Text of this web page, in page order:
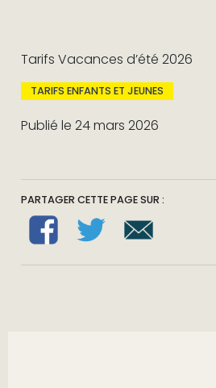
Tarifs Vacances d’été 2026
TARIFS ENFANTS ET JEUNES
Publié le 24 mars 2026
PARTAGER CETTE PAGE SUR :